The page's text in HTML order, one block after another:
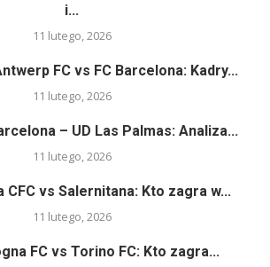
i...
11 lutego, 2026
FC vs FC Barcelona: Kadry...
11 lutego, 2026
– UD Las Palmas: Analiza...
11 lutego, 2026
CFC vs Salernitana: Kto zagra w...
11 lutego, 2026
FC vs Torino FC: Kto zagra...